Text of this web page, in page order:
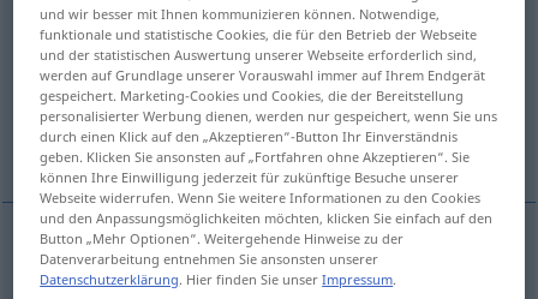
skelfa
Übersicht aller Übersetzungen
(Für mehr Details die Übersetzung anklicken/antippen)
erschrecken
erschrecken skelfa
und wir besser mit Ihnen kommunizieren können. Notwendige,
funktionale und statistische Cookies, die für den Betrieb der Webseite
und der statistischen Auswertung unserer Webseite erforderlich sind,
werden auf Grundlage unserer Vorauswahl immer auf Ihrem Endgerät
gespeichert. Marketing-Cookies und Cookies, die der Bereitstellung
personalisierter Werbung dienen, werden nur gespeichert, wenn Sie uns
durch einen Klick auf den „Akzeptieren“-Button Ihr Einverständnis
geben. Klicken Sie ansonsten auf „Fortfahren ohne Akzeptieren“. Sie
können Ihre Einwilligung jederzeit für zukünftige Besuche unserer
Webseite widerrufen. Wenn Sie weitere Informationen zu den Cookies
und den Anpassungsmöglichkeiten möchten, klicken Sie einfach auf den
Button „Mehr Optionen“. Weitergehende Hinweise zu der
Datenverarbeitung entnehmen Sie ansonsten unserer
Datenschutzerklärung. Hier finden Sie unserImpressum.